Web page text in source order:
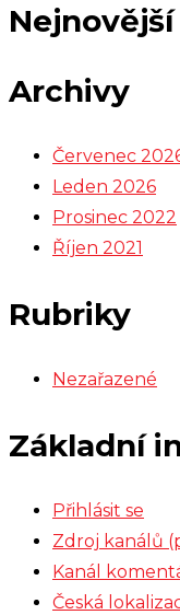
Archivy
Červenec
Leden 2026
Prosinec 2022
Říjen 2021
Rubriky
Nezařazené
Základní
Přihlásit se
Zdroj kanálů
Kanál
Česká